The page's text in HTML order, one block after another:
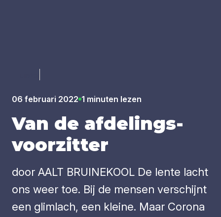
06 februari 2022 1 minuten lezen
Van de afde­lings­
voor­zit­ter
door AALT BRUINEKOOL De lente lacht
ons weer toe. Bij de mensen verschijnt
een glimlach, een kleine. Maar Corona